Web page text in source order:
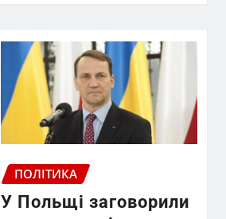
ПОЛІТИКА
У Польщі заговорили